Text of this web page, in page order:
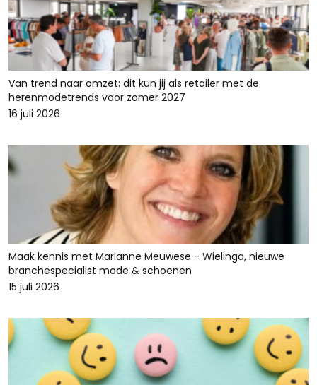
Van trend naar omzet: dit kun jij als retailer met de
herenmodetrends voor zomer 2027
16 juli 2026
Maak kennis met Marianne Meuwese - Wielinga, nieuwe
branchespecialist mode & schoenen
15 juli 2026